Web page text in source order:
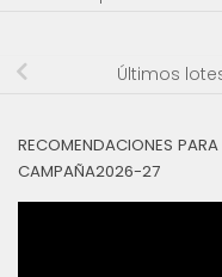
Últimos
RECOMENDACIONES
CAMPAÑA2026-27